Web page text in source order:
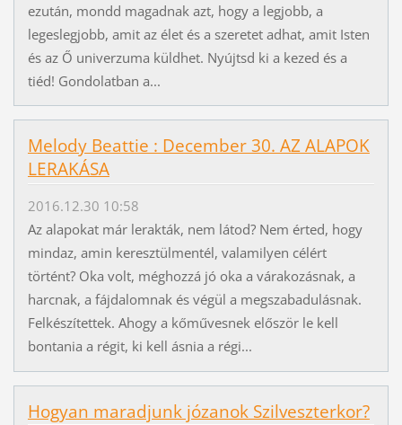
ezután, mondd magadnak azt, hogy a legjobb, a
legeslegjobb, amit az élet és a szeretet adhat, amit Isten
és az Ő univerzuma küldhet. Nyújtsd ki a kezed és a
tiéd! Gondolatban a...
Melody Beattie : December 30. AZ ALAPOK
LERAKÁSA
2016.12.30 10:58
Az alapokat már lerakták, nem látod? Nem érted, hogy
mindaz, amin keresztülmentél, valamilyen célért
történt? Oka volt, méghozzá jó oka a várakozásnak, a
harcnak, a fájdalomnak és végül a megszabadulásnak.
Felkészítettek. Ahogy a kőművesnek először le kell
bontania a régit, ki kell ásnia a régi...
Hogyan maradjunk józanok Szilveszterkor?